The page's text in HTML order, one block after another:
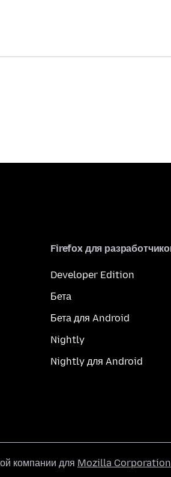
Firefox для
Developer Edition
Бета
Бета для Android
Nightly
Nightly для Android
компании для Mozilla Corporation